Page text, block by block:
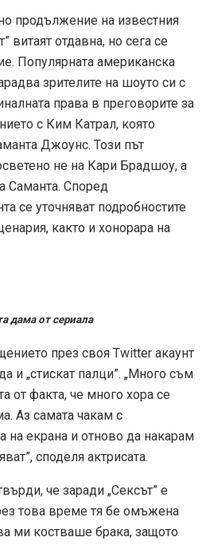
продължение на известния
витаят отдавна, но сега се
Популярната американска
зрителите на шоуто си с
права в преговорите за
с Ким Катрал, която
Джоунс. Този път
не на Кари Брадшоу, а
Саманта. Според
се уточняват подробностите
както и хонорара на
дама от сериала
през своя Twitter акаунт
и „стискат палци”. „Много съм
от факта, че много хора се
Аз самата чакам с
на екрана и отново да накарам
споделя актрисата.
че заради „Сексът” е
това време тя бе омъжена
ми костваше брака, защото